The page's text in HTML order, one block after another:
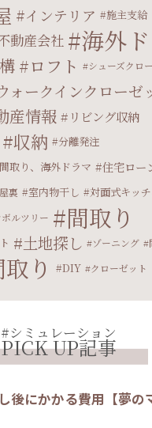
インテリア 施主支給
動産会社 海外
ロフト シューズクロ
ォークインクローゼ
産情報 リビング収納
収納
分離発注
取り、海外ドラマ
住宅ロー
裏 室内物干し 対面式キッ
ボルツリー 間取り
土地探し ゾーニング
り DIY クローゼット
#シミュレーション
PICK UP記事
後にかかる費用【夢の